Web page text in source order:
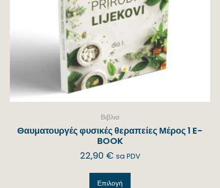
Βιβλια
Θαυματουργές φυσικές θεραπείες Μέρος 1 E-
BOOK
22,90 € sa PDV
Επιλογή